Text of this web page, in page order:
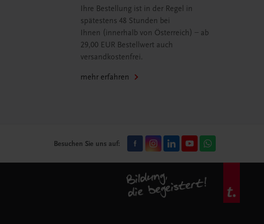
Ihre Bestellung ist in der Regel in
spätestens 48 Stunden bei
Ihnen (innerhalb von Österreich) – ab
29,00 EUR Bestellwert auch
versandkostenfrei.
mehr erfahren
Besuchen Sie uns auf: